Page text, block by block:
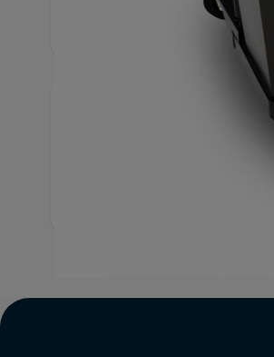
28390_Miljövagn
Utförliga